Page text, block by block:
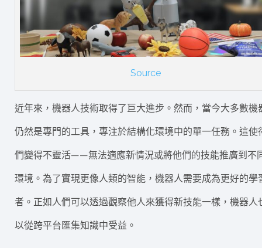
Source
近年來，機器人技術取得了巨大進步。然而，當今大多數機
仍然是專門的工具，專注於結構化環境中的單一任務。這使
們變得不靈活——無法適應新情況或將他們的技能推廣到不
環境。為了實現更像人類的智能，機器人需要成為更好的學
者。正如人們可以透過觀察他人來獲得新技能一樣，機器人
以從跨平台匯集知識中受益。